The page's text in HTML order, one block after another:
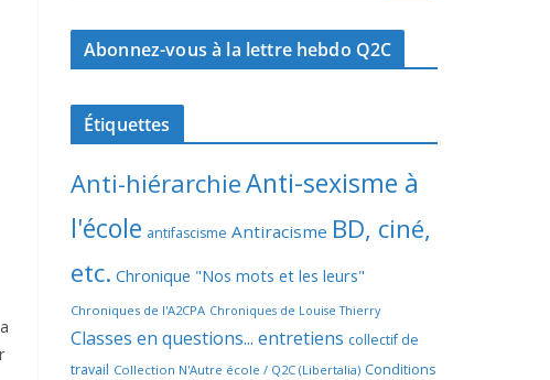
Abonnez-vous à la lettre hebdo Q2C
Étiquettes
Anti-hiérarchieAnti-sexisme à
l'école antifascisme Antiracisme BD, ciné,
etc. Chronique "Nos mots et les leurs"
Chroniques de l'A2CPA Chroniques de Louise Thierry
Classes en questions... entretiens collectif de
travail Collection N'Autre école / Q2C (Libertalia) Conditions